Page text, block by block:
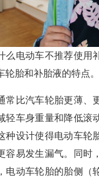
么电动车不推荐使用
轮胎和补胎液的特点。
常比汽车轮胎更薄、
轻车身重量和降低滚
种设计使得电动车轮
容易发生漏气。同时
电动车轮胎的胎侧（